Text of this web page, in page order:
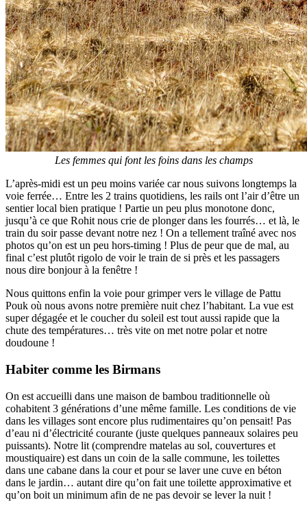
Les femmes qui font les foins dans les champs
L’après-midi est un peu moins variée car nous suivons longtemps la
voie ferrée… Entre les 2 trains quotidiens, les rails ont l’air d’être un
sentier local bien pratique ! Partie un peu plus monotone donc,
jusqu’à ce que Rohit nous crie de plonger dans les fourrés… et là, le
train du soir passe devant notre nez ! On a tellement traîné avec nos
photos qu’on est un peu hors-timing ! Plus de peur que de mal, au
final c’est plutôt rigolo de voir le train de si près et les passagers
nous dire bonjour à la fenêtre !
Nous quittons enfin la voie pour grimper vers le village de Pattu
Pouk où nous avons notre première nuit chez l’habitant. La vue est
super dégagée et le coucher du soleil est tout aussi rapide que la
chute des températures… très vite on met notre polar et notre
doudoune !
Habiter comme les Birmans
On est accueilli dans une maison de bambou traditionnelle où
cohabitent 3 générations d’une même famille. Les conditions de vie
dans les villages sont encore plus rudimentaires qu’on pensait! Pas
d’eau ni d’électricité courante (juste quelques panneaux solaires peu
puissants). Notre lit (comprendre matelas au sol, couvertures et
moustiquaire) est dans un coin de la salle commune, les toilettes
dans une cabane dans la cour et pour se laver une cuve en béton
dans le jardin… autant dire qu’on fait une toilette approximative et
qu’on boit un minimum afin de ne pas devoir se lever la nuit !